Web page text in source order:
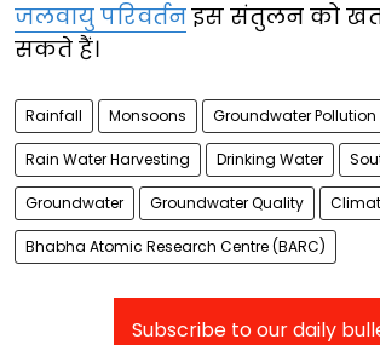
जलवायु परिवर्तनइस संतुलन को
सकते हैं।
Rainfall Monsoons Groundwater Pollution
Rain Water Harvesting Drinking Water
Groundwater Groundwater Quality
Bhabha Atomic Research Centre (BARC)
Subscribe to our daily